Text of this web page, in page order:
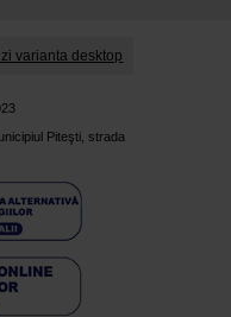
varianta desktop
Piteşti, strada